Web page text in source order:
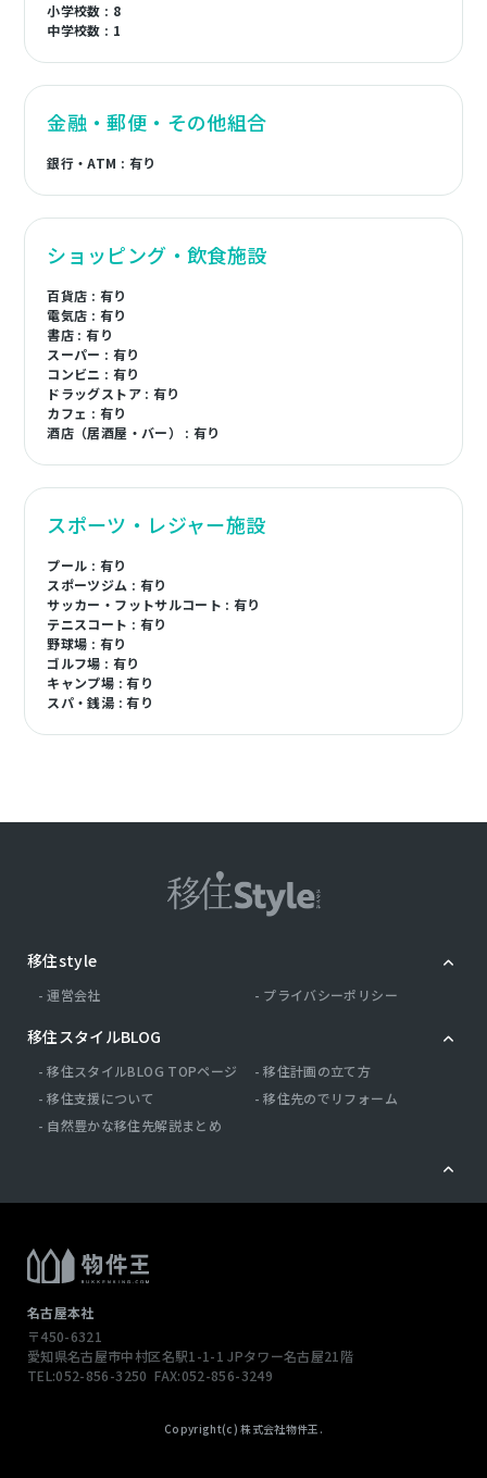
小学校数 : 8
中学校数 : 1
金融・郵便・その他組合
銀行・ATM : 有り
ショッピング・飲食施設
百貨店 : 有り
電気店 : 有り
書店 : 有り
スーパー : 有り
コンビニ : 有り
ドラッグストア : 有り
カフェ : 有り
酒店（居酒屋・バー） : 有り
スポーツ・レジャー施設
プール : 有り
スポーツジム : 有り
サッカー・フットサルコート : 有り
テニスコート : 有り
野球場 : 有り
ゴルフ場 : 有り
キャンプ場 : 有り
スパ・銭湯 : 有り
移住style
運営会社 プライバシーポリシー
移住スタイルBLOG
移住スタイルBLOG TOPページ
移住計画の立て方
移住支援について
移住先のでリフォーム
自然豊かな移住先解説まとめ
名古屋本社
〒450-6321
愛知県名古屋市中村区名駅1-1-1JPタワー名古屋21階
TEL:052-856-3250FAX:052-856-3249
Copyright(c) 株式会社物件王.